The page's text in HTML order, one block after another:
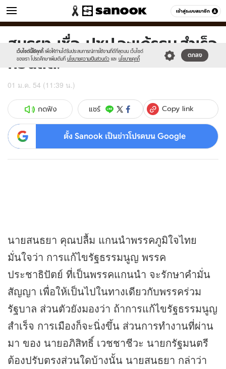
เข้าสู่ระบบสมาชิก
ข่าว หมวดอื่นๆ
เว็บไซต์นี้ใช้คุกกี้ เพื่อให้ท่านได้รับประสบการณ์การใช้งานที่ดีที่สุดบน เว็บไซต์
ของเรา โปรดศึกษาเพิ่มเติมที่ นโยบายความเป็นส่วนตัว และ นโยบายคุกกี้
ตกลง
Sanook
//s.isanook.com/sr/0/images/logo-
new-
sanook.png
600
60
สนธยา เชื่อ ปชป.จะแก้รธน.สำเร็จ
ก่อนลต.
01 ม.ค. 54 (11:39 น.)
กดฟัง แชร์ Copy link
ตั้ง Sanook เป็นข่าวโปรดบน Google
นายสนธยา คุณปลื้ม แกนนำพรรคภูมิใจไทย
มั่นใจว่า การแก้ไขรัฐธรรมนูญ พรรค
ประชาธิปัตย์ ที่เป็นพรรคแกนนำ จะรักษาคำมั่น
สัญญา เพื่อให้เป็นไปในทางเดียวกับพรรคร่วม
รัฐบาล ส่วนตัวยังมองว่า ถ้าการแก้ไขรัฐธรรมนูญ
สำเร็จ การเมืองก็จะนิ่งขึ้น ส่วนการทำงานที่ผ่าน
มา ของ นายอภิสิทธิ์ เวชชาชีวะ นายกรัฐมนตรี
ต้องปรับตรงส่วนใดบ้างนั้น นายสนธยา กล่าว่า